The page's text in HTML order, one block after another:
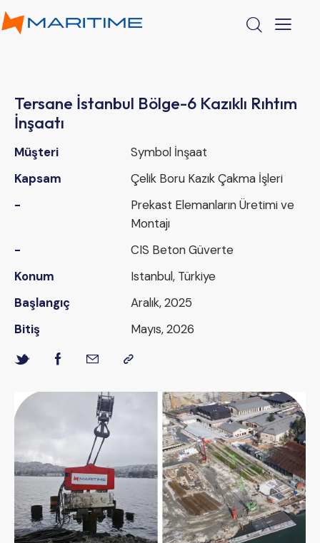
Tersane İstanbul Bölge-6 Kazıklı Rıhtım
İnşaatı
Müşteri
Symbol İnşaat
Kapsam
Çelik Boru Kazık Çakma İşleri
-
Prekast Elemanların Üretimi ve
Montajı
-
CIS Beton Güverte
Konum
Istanbul, Türkiye
Başlangıç
Aralık, 2025
Bitiş
Mayıs, 2026